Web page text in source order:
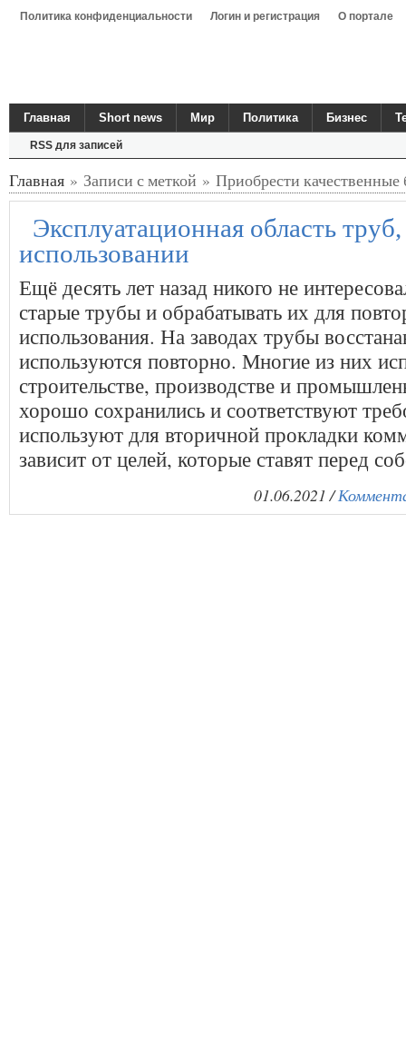
Политика конфиденциальности Логин и регистрация О портале
Главная Short news Мир Политика Бизнес
RSS для записей
Главная » Записи с меткой » Приобрести качественные
Эксплуатационная область
использовании
Ещё десять лет назад никого не
старые трубы и обрабатывать их для
использования. На заводах трубы
используются повторно. Многие из них
строительстве, производстве и
хорошо сохранились и соответствуют
используют для вторичной прокладки
зависит от целей, которые ставят перед
01.06.2021 /